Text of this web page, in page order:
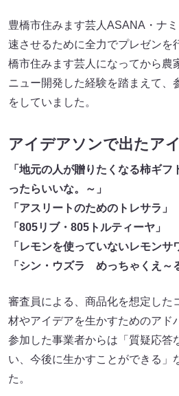
豊橋市住みます芸人ASANA・ナ
速させるために全力でプレゼンを
橋市住みます芸人になってから農
ニュー開発した経験を踏まえて、
をしていました。
アイデアソンで出たア
「地元の人が贈りたくなる柿ギ
ったらいいな。～」
「アスリートのためのトレサラ」
「805リブ・805トルティーヤ」
「レモンを使っていないレモンサ
「シン・ウズラ めっちゃくえ～
審査員による、商品化を想定した
材やアイデアを生かすためのアド
参加した事業者からは「質疑応答
い、今後に生かすことができる」
た。